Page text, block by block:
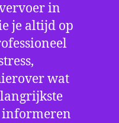
in
je altijd op
wat
informeren